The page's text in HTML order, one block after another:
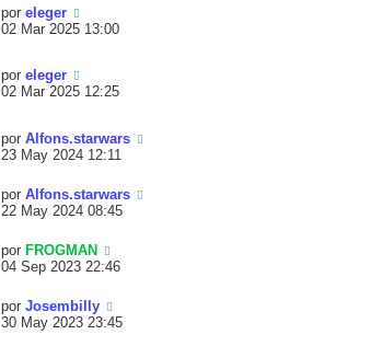
por eleger
02 Mar 2025 13:00
por eleger
02 Mar 2025 12:25
por Alfons.starwars
23 May 2024 12:11
por Alfons.starwars
22 May 2024 08:45
por FROGMAN
04 Sep 2023 22:46
por Josembilly
30 May 2023 23:45